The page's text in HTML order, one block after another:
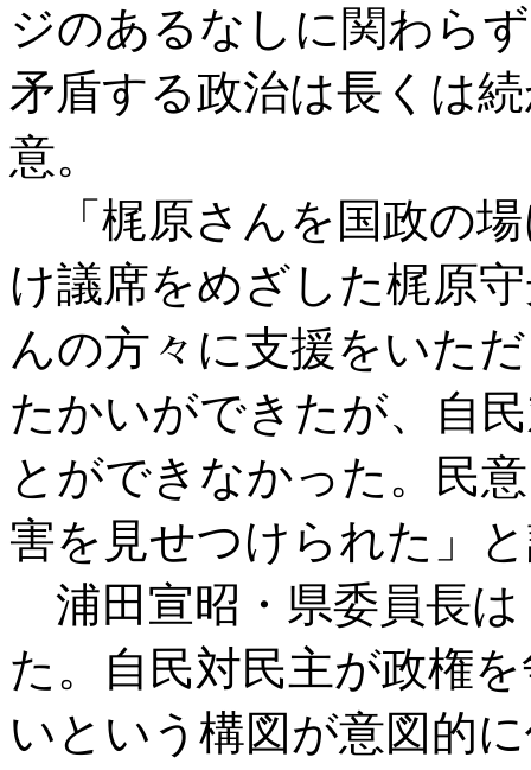
ジのあるなしに関わら
矛盾する政治は長くは
意。
「梶原さんを国政の
け議席をめざした梶原
んの方々に支援をいた
たかいができたが、自
とができなかった。民
害を見せつけられた」
浦田宣昭・県委員長
た。自民対民主が政権
いという構図が意図的